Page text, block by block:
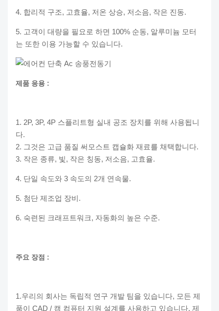
4. 합리적 구조, 고효율, 저온 상승, 저소음, 작은 진동.
5. 고객이 대량을 필요로 하면 100% 순동, 알루미늄 모터
는 또한 이용 가능할 수 있습니다.
제품 응용 :
1. 2P, 3P, 4P 스플리트형 실내 공조 장치를 위해 사용됩니
다.
2. 그것은 고급 품질 써모스트 캡슐화 재료를 채택합니다.
3. 작은 종류, 빛, 작은 칭동, 저소음, 고효율.
4. 단일 속도와 3 속도의 2개 연속물.
5. 첨단 제조업 장비.
6. 숙련된 크래프트워크, 자동화의 높은 수준.
주요 장점 :
1.우리의 회사는 독립적 연구 개발 팀을 있습니다, 모든 제
품이 CAD / 캠 컴퓨터 지원 설계를 사용하고 있습니다, 제